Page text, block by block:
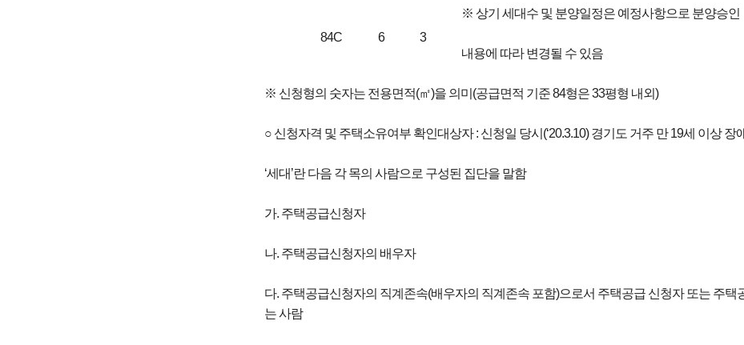
※ 상기 세대수 및 분양일정은 예정사항으로 분양승인
내용에 따라 변경될 수 있음
84C 6 3
※ 신청형의 숫자는 전용면적(㎡)을 의미(공급면적 기준 84형은 33평형 내외)
○ 신청자격 및 주택소유여부 확인대상자 : 신청일 당시(‘20.3.10) 경기도 거주 만 19세 이상 장
‘세대’란 다음 각 목의 사람으로 구성된 집단을 말함
가. 주택공급신청자
나. 주택공급신청자의 배우자
다. 주택공급신청자의 직계존속(배우자의 직계존속 포함)으로서 주택공급 신청자 또는 주
는 사람